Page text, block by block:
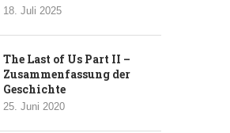
18. Juli 2025
The Last of Us Part II –
Zusammenfassung der
Geschichte
25. Juni 2020